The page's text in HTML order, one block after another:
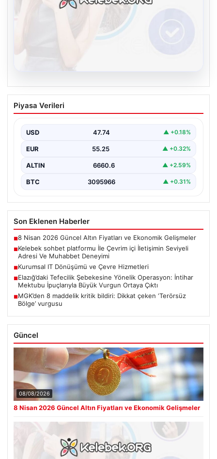
Kelebek sohbet platformu İle Çevrim içi
İletişimin Seviyeli Adresi Ve Muhabbet
İnternet ortamında insanların seviyeli bir şekilde irtibat
çeşitli…
Piyasa Verileri
USD 47.74 ▲ +0.18%
EUR 55.25 ▲ +0.32%
ALTIN 6660.6 ▲ +2.59%
BTC 3095966 ▲ +0.31%
Son Eklenen Haberler
■8 Nisan 2026 Güncel Altın Fiyatları ve Ekonomik Gelişmeler
■Kelebek sohbet platformu İle Çevrim içi İletişimin Seviyeli
Adresi Ve Muhabbet Deneyimi
■Kurumsal IT Dönüşümü ve Çevre Hizmetleri
■Elazığ’daki Tefecilik Şebekesine Yönelik Operasyon: İntihar
Mektubu İpuçlarıyla Büyük Vurgun Ortaya Çıktı
■MGK’den 8 maddelik kritik bildiri: Dikkat çeken ‘Terörsüz
Bölge’ vurgusu
Güncel
08/08/2026
8 Nisan 2026 Güncel Altın Fiyatları ve Ekonomik Gelişmeler